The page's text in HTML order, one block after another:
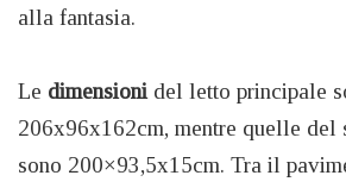
alla fantasia.
Le dimensioni del letto principale
206x96x162cm, mentre quelle del
sono 200×93,5x15cm. Tra il